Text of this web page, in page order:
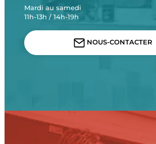
Mardi au samedi
11h-13h / 14h-19h
NOUS-CONTACTER